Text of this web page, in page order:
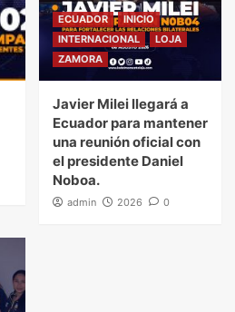
ECUADOR
INICIO
INTERNACIONAL
LOJA
ZAMORA
Javier Milei llegará a
Ecuador para mantener
una reunión oficial con
el presidente Daniel
Noboa.
admin 2026 0